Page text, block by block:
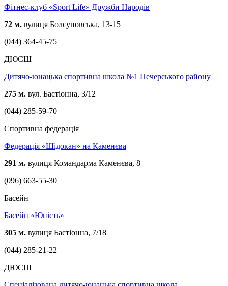
Фітнес-клуб «Sport Life» Дружби Народів
72 м. вулиця Болсуновська, 13-15
(044) 364-45-75
ДЮСШ
Дитячо-юнацька спортивна школа №1 Печерського району
275 м. вул. Бастіонна, 3/12
(044) 285-59-70
Спортивна федерація
Федерація «Шідокан» на Каменєва
291 м. вулиця Командарма Каменєва, 8
(096) 663-55-30
Басейн
Басейн «Юність»
305 м. вулиця Бастіонна, 7/18
(044) 285-21-22
ДЮСШ